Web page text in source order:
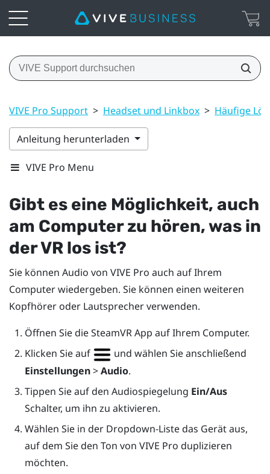
VIVE Pro Support > Headset und Linkbox > Häufige
Anleitung herunterladen
VIVE Pro Menu
Gibt es eine Möglichkeit, auch
am Computer zu hören, was in
der VR los ist?
Sie können Audio von VIVE Pro auch auf Ihrem
Computer wiedergeben. Sie können einen weiteren
Kopfhörer oder Lautsprecher verwenden.
Öffnen Sie dieSteamVRApp auf Ihrem Computer.
Klicken Sie auf
und wählen Sie anschließend
Einstellungen>Audio.
Tippen Sie auf den Audiospiegelung Ein/Aus
Schalter, um ihn zu aktivieren.
Wählen Sie in der Dropdown-Liste das Gerät aus,
auf dem Sie den Ton von VIVE Pro duplizieren
möchten.